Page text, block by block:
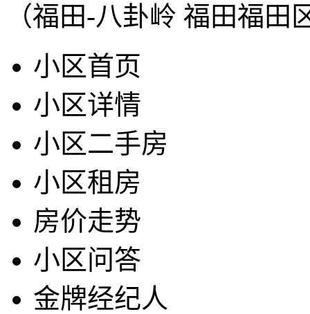
（福田-八卦岭 福田福田
小区首页
小区详情
小区二手房
小区租房
房价走势
小区问答
金牌经纪人